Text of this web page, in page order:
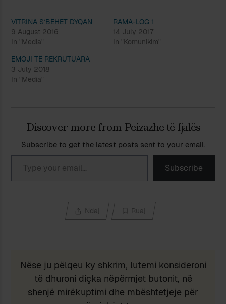
VITRINA S’BËHET DYQAN
9 August 2016
In "Media"
RAMA-LOG 1
14 July 2017
In "Komunikim"
EMOJI TË REKRUTUARA
3 July 2018
In "Media"
Discover more from Peizazhe të fjalës
Subscribe to get the latest posts sent to your email.
Type your email…
Subscribe
Ndaj Ruaj
Nëse ju pëlqeu ky shkrim, lutemi konsideroni
të dhuroni diçka nëpërmjet butonit, në
shenjë mirëkuptimi dhe mbështetjeje për